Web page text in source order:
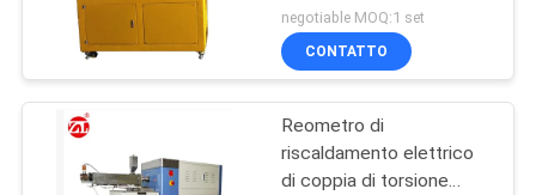
macchina della vite di
gomma del gemello per
PA del PC del PVC
negotiable MOQ:1 set
CONTATTO
Reometro di
riscaldamento elettrico
di coppia di torsione